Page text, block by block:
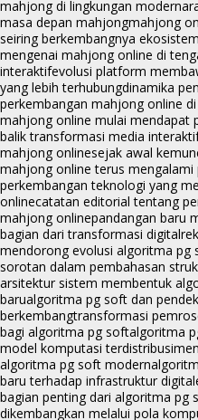
mahjong di lingkungan modern
masa depan mahjongmahjong
seiring berkembangnya
mengenai mahjong online di
interaktifevolusi platform
yang lebih terhubungdinamika
perkembangan mahjong online
mahjong online mulai mendapat
balik transformasi media
mahjong onlinesejak awal
mahjong online terus mengalami
perkembangan teknologi yang
onlinecatatan editorial tentang
mahjong onlinepandangan baru
bagian dari transformasi digital
mendorong evolusi algoritma pg
sorotan dalam pembahasan
arsitektur sistem membentuk
barualgoritma pg soft dan
berkembangtransformasi
bagi algoritma pg softalgoritma
model komputasi terdistribusi
algoritma pg soft modern
baru terhadap infrastruktur digital
bagian penting dari algoritma pg
dikembangkan melalui pola